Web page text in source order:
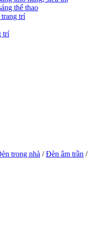
thể thao
trí
trí
trong nhà /Đèn âm trần /